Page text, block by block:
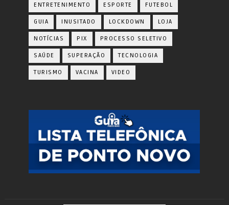
ENTRETENIMENTO ESPORTE FUTEBOL
GUIA INUSITADO LOCKDOWN LOJA
NOTÍCIAS PIX PROCESSO SELETIVO
SAÚDE SUPERAÇÃO TECNOLOGIA
TURISMO VACINA VIDEO